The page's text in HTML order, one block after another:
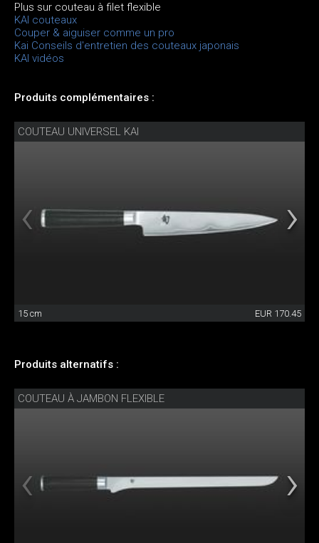
Plus sur couteau à filet flexible
KAI couteaux
Couper & aiguiser comme un pro
Kai Conseils d'entretien des couteaux japonais
KAI vidéos
Produits complémentaires :
COUTEAU UNIVERSEL KAI
15 cm EUR 170.45
Produits alternatifs :
COUTEAU À JAMBON FLEXIBLE